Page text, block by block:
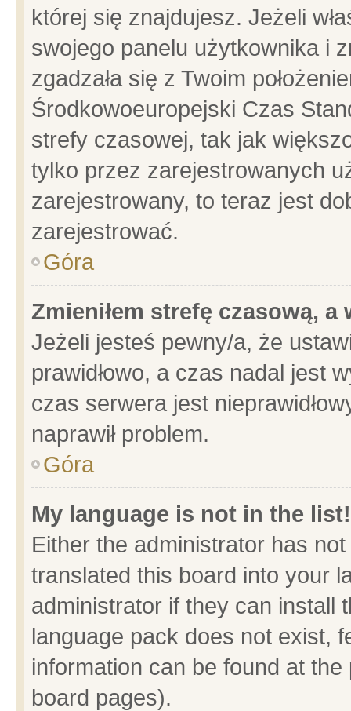
której się znajdujesz. Jeżeli
swojego panelu użytkownika i
zgadzała się z Twoim
Środkowoeuropejski Czas
strefy czasowej, tak jak
tylko przez zarejestrowanych
zarejestrowany, to teraz jest
zarejestrować.
Góra
Zmieniłem strefę czasową,
Jeżeli jesteś pewny/a, że
prawidłowo, a czas nadal jest
czas serwera jest
naprawił problem.
Góra
My language is not in the list!
Either the administrator has
translated this board into your
administrator if they can install
language pack does not exist,
information can be found at
board pages).